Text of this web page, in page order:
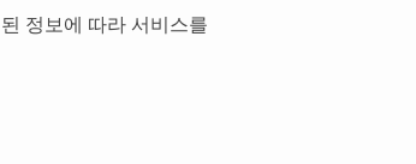
정보에 따라 서비스를